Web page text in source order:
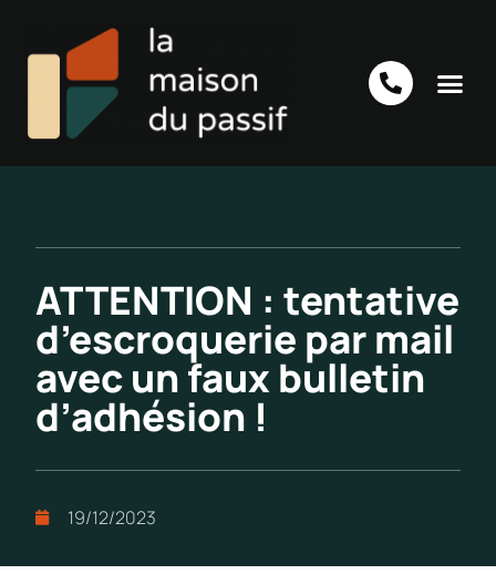
ATTENTION : tentative
d’escroquerie par mail
avec un faux bulletin
d’adhésion !
19/12/2023